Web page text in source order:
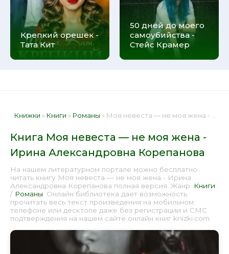
Крепкий орешек -
Тата Кит
50 дней до моего
самоубийства -
Стейс Крамер
Книжки » Книги » Романы » Моя невеста — не моя жена - Ирина Александровна Корепанова 📕 - Книга онлайн бесплатно
Книга Моя невеста — не моя жена -
Ирина Александровна Корепанова
На нашем литературном портале можно бесплатно
читать книгу Моя невеста — не моя жена - Ирина
Александровна Корепанова полная версия. Жанр: Книги
/ Романы . Онлайн библиотека дает возможность
прочитать весь текст произведения на мобильном
телефоне или десктопе даже без регистрации и СМС
подтверждения на нашем сайте онлайн книг knizki.com.